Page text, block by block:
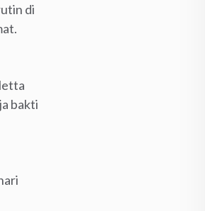
di
bakti